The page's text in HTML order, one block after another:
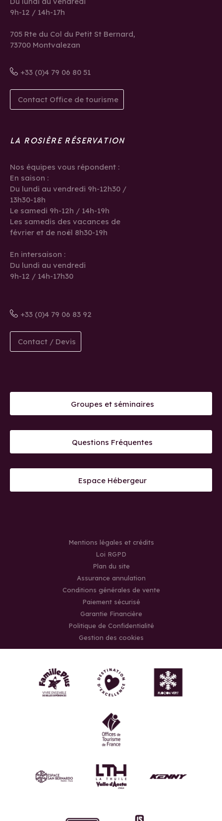
9h-12 / 14h-17h
705 Rte du Col du Petit St Bernard,
73700 Montvalezan
+33 (0)4 79 06 80 51
Contact Office de tourisme
LA ROSIÈRE RÉSERVATION
Nos équipes vous répondent :
En saison :
Du lundi au vendredi 9h-12h30 /
13h30-18h
Le samedi 9h-12h / 14h-19h
Les samedis des vacances de
février et de noël 8h30-19h
En intersaison :
Du lundi au vendredi
9h-12 / 14h-17h30
+33 (0)4 79 06 83 92
Contact / Devis
Groupes et séminaires
Questions Fréquentes
Espace Hébergeur
Mentions légales et crédits
Loi RGPD
Plan du site
Assurance annulation
Conditions générales de vente
Paiement sécurisé
Garantie Financière
Politique de Confidentialité
Gestion des cookies